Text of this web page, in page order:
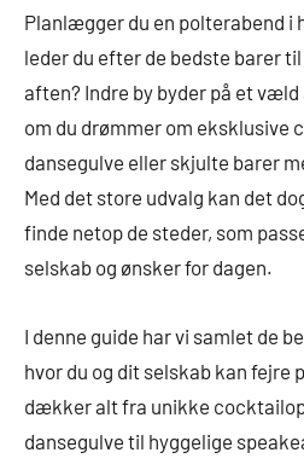
Planlægger du en polterabend i
leder du efter de bedste barer
aften? Indre by byder på et
om du drømmer om eksklusive
dansegulve eller skjulte barer
Med det store udvalg kan det
finde netop de steder, som
selskab og ønsker for dagen.
I denne guide har vi samlet de
hvor du og dit selskab kan fejre
dækker alt fra unikke
dansegulve til hyggelige